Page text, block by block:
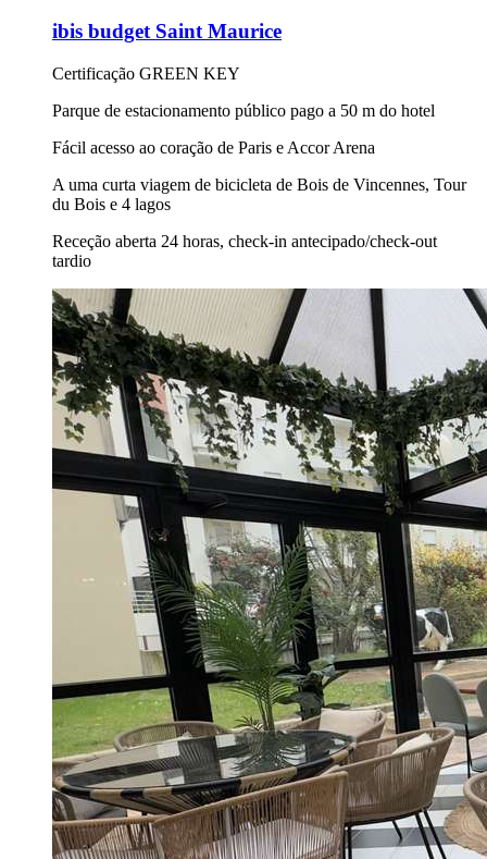
ibis budget Saint Maurice
Certificação GREEN KEY
Parque de estacionamento público pago a 50 m do hotel
Fácil acesso ao coração de Paris e Accor Arena
A uma curta viagem de bicicleta de Bois de Vincennes, Tour
du Bois e 4 lagos
Receção aberta 24 horas, check-in antecipado/check-out
tardio